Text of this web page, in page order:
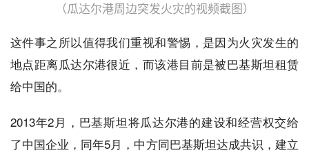
（瓜达尔港周边突发火灾的视频截图）
这件事之所以值得我们重视和警惕，是因为火灾发生的
地点距离瓜达尔港很近，而该港目前是被巴基斯坦租赁
给中国的。
2013年2月，巴基斯坦将瓜达尔港的建设和经营权交给
了中国企业，同年5月，中方同巴基斯坦达成共识，建立